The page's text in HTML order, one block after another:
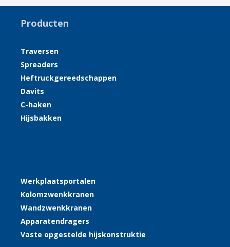
Producten
Traversen
Spreaders
Heftruckgereedschappen
Davits
C-haken
Hijsbakken
Werkplaatsportalen
Kolomzwenkkranen
Wandzwenkkranen
Apparatendragers
Vaste opgestelde hijskonstruktie